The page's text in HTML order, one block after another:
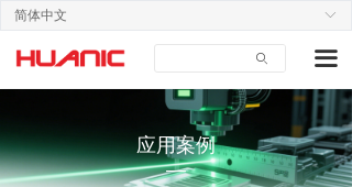
ꄙ 끀
首页
关于我们
应用案例
ꀅ
简体中文
应用案例
—
工业设备
建筑仪器
医疗美容